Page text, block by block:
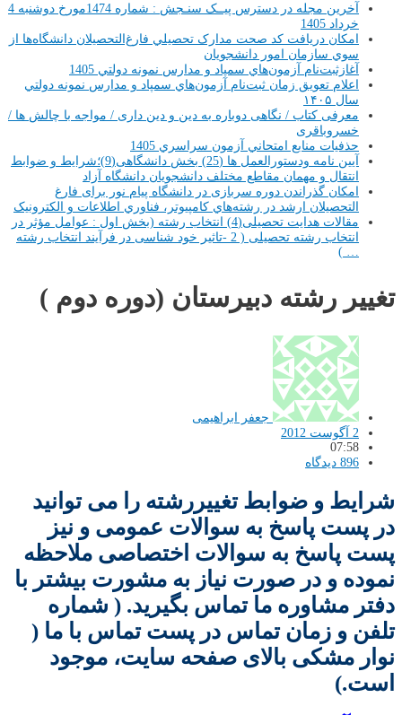
آخرین مجله در دسترس پیــک سنـجش : شماره 1474مورخ دوشنبه 4
خرداد 1405
امکان دريافت کد صحت مدارک تحصيلي فارغ‌التحصيلان دانشگاه‌ها از
سوي سازمان امور دانشجويان
آغازثبت‌نام آزمون‌هاي سمپاد و مدارس نمونه دولتي 1405
اعلام تعويق زمان ثبت‌نام آزمون‌هاي سمپاد و ‌مدارس نمونه دولتي
سال ۱۴۰۵‏
معرفی کتاب / نگاهی دوباره به دین و دین داری / مواجه با چالش ها /
خسروباقری
حذفيات منابع امتحاني آزمون سراسري 1405
آیین نامه ودستورالعمل ها (25) بخش دانشگاهی(9)؛شرایط و ضوابط
انتقال و مهمان مقاطع مختلف دانشجویان دانشگاه آزاد
امکان گذراندن دوره سربازی در دانشگاه پیام نور برای فارغ
التحصیلان ارشد در رشته‌هاي کامپيوتر، فناوري اطلاعات و الکترونيک
مقالات هدایت تحصیلی(4) انتخاب رشته (بخش اول : عوامل مؤثر در
انتخاب رشته تحصیلی ( 2 -تاثیر خود شناسی در فرآیند انتخاب رشته
… )
تغییر رشته دبیرستان (دوره دوم )
جعفر ابراهیمی
2 آگوست 2012
07:58
896 دیدگاه
شرایط و ضوابط تغییررشته را می توانید
در پست پاسخ به سوالات عمومی و نیز
پست پاسخ به سوالات اختصاصی ملاحظه
نموده و در صورت نیاز به مشورت بیشتر با
دفتر مشاوره ما تماس بگیرید. ( شماره
تلفن و زمان تماس در پست تماس با ما (
نوار مشکی بالای صفحه سایت، موجود
است.)